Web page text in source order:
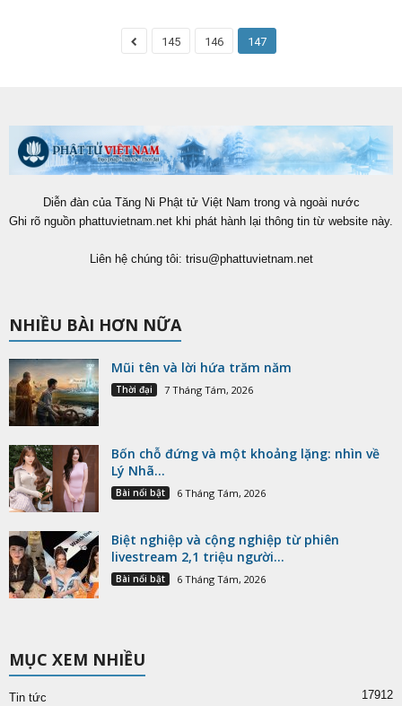
145 146 147
Diễn đàn của Tăng Ni Phật tử Việt Nam trong và ngoài nước
Ghi rõ nguồn phattuvietnam.net khi phát hành lại thông tin từ website này.
Liên hệ chúng tôi: trisu@phattuvietnam.net
NHIỀU BÀI HƠN NỮA
Mũi tên và lời hứa trăm năm
Thời đại 7 Tháng Tám, 2026
Bốn chỗ đứng và một khoảng lặng: nhìn về
Lý Nhã...
Bài nổi bật 6 Tháng Tám, 2026
Biệt nghiệp và cộng nghiệp từ phiên
livestream 2,1 triệu người...
Bài nổi bật 6 Tháng Tám, 2026
MỤC XEM NHIỀU
Tin tức 17912